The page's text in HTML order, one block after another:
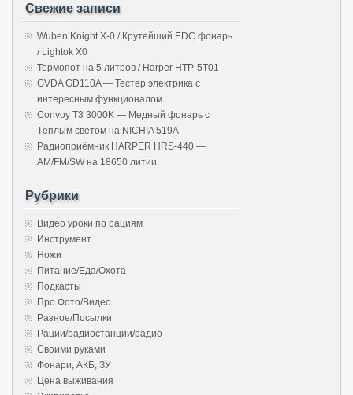
Свежие записи
Wuben Knight X-0 / Крутейший EDC фонарь
/ Lightok X0
Термопот на 5 литров / Harper HTP-5T01
GVDA GD110A — Тестер электрика с
интересным функционалом
Convoy T3 3000K — Медный фонарь с
Тёплым светом на NICHIA 519A
Радиоприёмник HARPER HRS-440 —
AM/FM/SW на 18650 литии.
Рубрики
Видео уроки по рациям
Инструмент
Ножи
Питание/Еда/Охота
Подкасты
Про Фото/Видео
Разное/Посылки
Рации/радиостанции/радио
Своими руками
Фонари, АКБ, ЗУ
Цена выживания